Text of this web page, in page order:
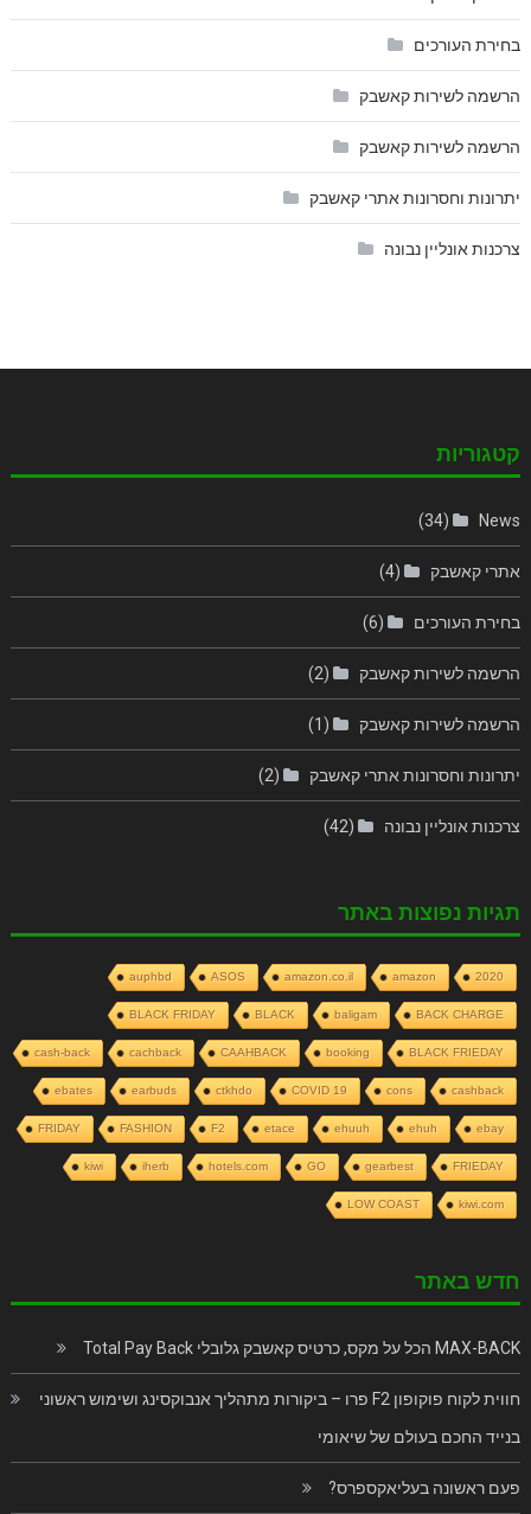
בחירת העורכים
הרשמה לשירות קאשבק
הרשמה לשירות קאשבק
יתרונות וחסרונות אתרי קאשבק
צרכנות אונליין נבונה
קטגוריות
News
(34)
אתרי קאשבק (4)
בחירת העורכים (6)
הרשמה לשירות קאשבק (2)
הרשמה לשירות קאשבק (1)
יתרונות וחסרונות אתרי קאשבק (2)
צרכנות אונליין נבונה (42)
תגיות נפוצות באתר
2020
amazon
amazon.co.il
ASOS
auphbd
BACK CHARGE
baligam
BLACK
BLACK FRIDAY
BLACK FRIEDAY
booking
CAAHBACK
cachback
cash-back
cashback
cons
COVID 19
ctkhdo
earbuds
ebates
ebay
ehuh
ehuuh
etace
F2
FASHION
FRIDAY
FRIEDAY
gearbest
GO
hotels.com
iherb
kiwi
kiwi.com
LOW COAST
חדש באתר
MAX-BACK הכל על מקס, כרטיס קאשבק גלובלי Total Pay Back
חווית לקוח פוקופון F2 פרו – ביקורות מתהליך אנבוקסינג ושימוש ראשוני
בנייד החכם בעולם של שיאומי
פעם ראשונה בעליאקספרס?